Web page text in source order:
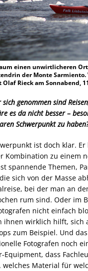
einen unwirtlicheren
der Monte Sarmiento.
Rieck am Sonnabend,
sich genommen sind
es da nicht besser –
Schwerpunkt zu
ist doch klar.
Kombination zu einem
spannende Themen,
sich von der Masse
bei der man an
rum sind. Oder im
nicht einfach
ihnen wirklich hilft, sich
zum Beispiel. Und
Fotografen noch
Equipment, dass
welches Material für